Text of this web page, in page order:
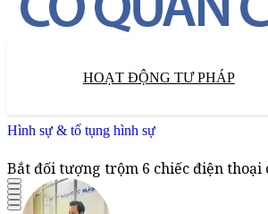
HOẠT ĐỘNG TƯ PHÁP
Hình sự & tố tụng hình sự
Bắt đối tượng trộm 6 chiếc điện